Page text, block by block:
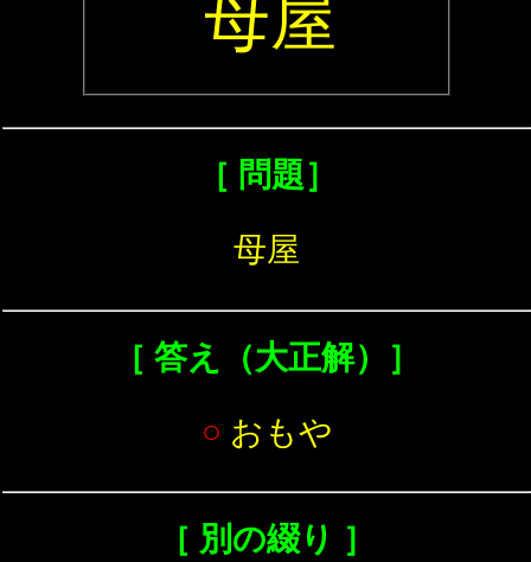
母屋
［ 問題］
母屋
［ 答え（大正解）］
○ おもや
［ 別の綴り ］